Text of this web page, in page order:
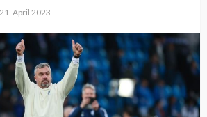
21. April 2023